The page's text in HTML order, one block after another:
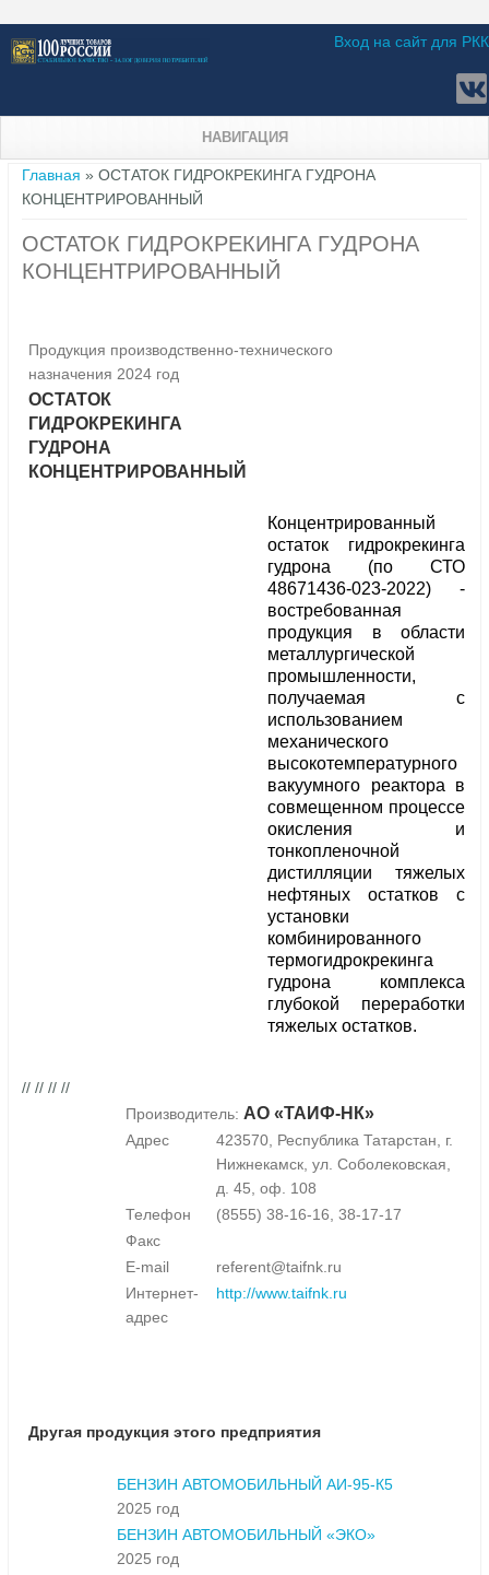
Вход на сайт для РКК
НАВИГАЦИЯ
Вы здесь
Главная » ОСТАТОК ГИДРОКРЕКИНГА ГУДРОНА
КОНЦЕНТРИРОВАННЫЙ
ОСТАТОК ГИДРОКРЕКИНГА ГУДРОНА
КОНЦЕНТРИРОВАННЫЙ
Продукция производственно-технического
назначения 2024 год
ОСТАТОК
ГИДРОКРЕКИНГА
ГУДРОНА
КОНЦЕНТРИРОВАННЫЙ
Концентрированный
остаток гидрокрекинга
гудрона (по СТО
48671436-023-2022) -
востребованная
продукция в области
металлургической
промышленности,
получаемая с
использованием
механического
высокотемпературного
вакуумного реактора в
совмещенном процессе
окисления и
тонкопленочной
дистилляции тяжелых
нефтяных остатков с
установки
комбинированного
термогидрокрекинга
гудрона комплекса
глубокой переработки
тяжелых остатков.
// // // //
Производитель: АО «ТАИФ-НК»
Адрес
423570, Республика Татарстан, г.
Нижнекамск, ул. Соболековская,
д. 45, оф. 108
Телефон
(8555) 38-16-16, 38-17-17
Факс
E-mail
referent@taifnk.ru
Интернет-
адрес
http://www.taifnk.ru
Другая продукция этого предприятия
БЕНЗИН АВТОМОБИЛЬНЫЙ АИ-95-К5
2025 год
БЕНЗИН АВТОМОБИЛЬНЫЙ «ЭКО»
2025 год